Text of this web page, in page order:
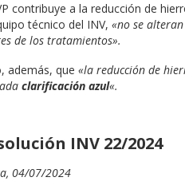
contribuye a la reducción de
técnico del INV, «no se
de los tratamientos».
además, que «la reducción de
clarificación azul«.
INV 22/2024
04/07/2024